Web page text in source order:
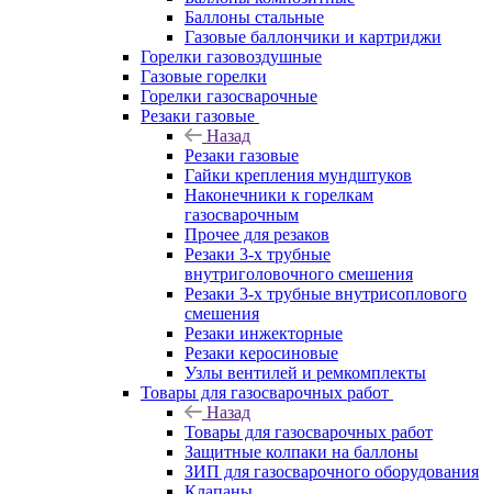
Баллоны стальные
Газовые баллончики и картриджи
Горелки газовоздушные
Газовые горелки
Горелки газосварочные
Резаки газовые
Назад
Резаки газовые
Гайки крепления мундштуков
Наконечники к горелкам
газосварочным
Прочее для резаков
Резаки 3-х трубные
внутриголовочного смешения
Резаки 3-х трубные внутрисоплового
смешения
Резаки инжекторные
Резаки керосиновые
Узлы вентилей и ремкомплекты
Товары для газосварочных работ
Назад
Товары для газосварочных работ
Защитные колпаки на баллоны
ЗИП для газосварочного оборудования